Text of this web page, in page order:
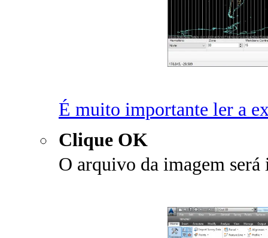
É muito importante ler a
Clique OK
O arquivo da imagem